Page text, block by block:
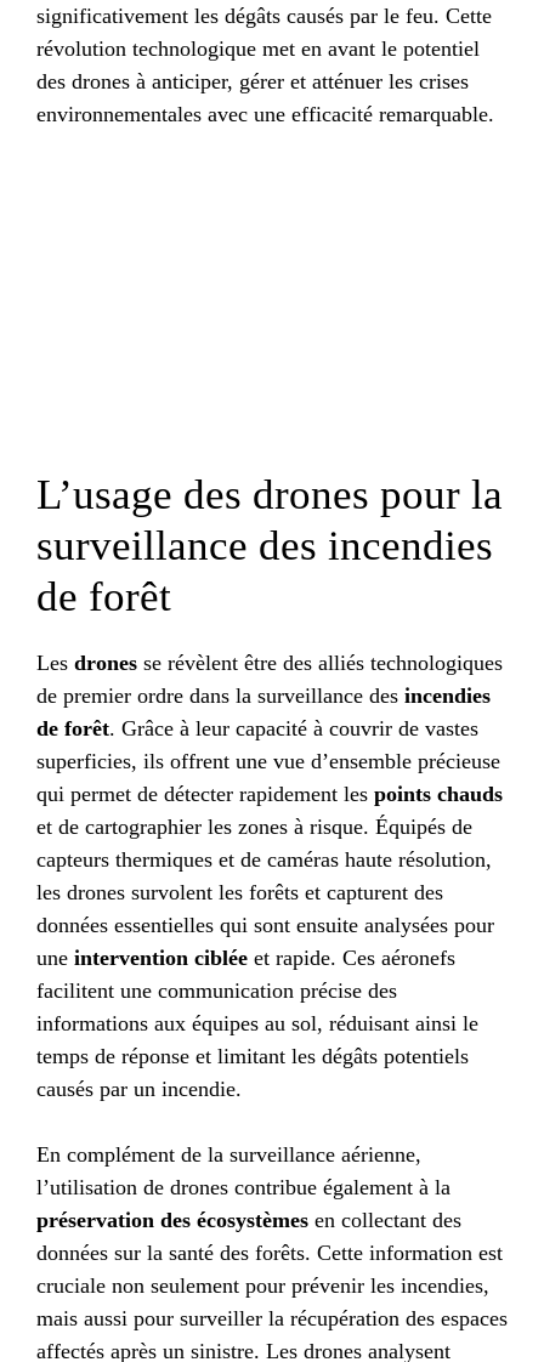
significativement les dégâts causés par le feu. Cette
révolution technologique met en avant le potentiel
des drones à anticiper, gérer et atténuer les crises
environnementales avec une efficacité remarquable.
L’usage des drones pour la
surveillance des incendies
de forêt
Les drones se révèlent être des alliés technologiques
de premier ordre dans la surveillance des incendies
de forêt. Grâce à leur capacité à couvrir de vastes
superficies, ils offrent une vue d’ensemble précieuse
qui permet de détecter rapidement les points chauds
et de cartographier les zones à risque. Équipés de
capteurs thermiques et de caméras haute résolution,
les drones survolent les forêts et capturent des
données essentielles qui sont ensuite analysées pour
une intervention ciblée et rapide. Ces aéronefs
facilitent une communication précise des
informations aux équipes au sol, réduisant ainsi le
temps de réponse et limitant les dégâts potentiels
causés par un incendie.
En complément de la surveillance aérienne,
l’utilisation de drones contribue également à la
préservation des écosystèmes en collectant des
données sur la santé des forêts. Cette information est
cruciale non seulement pour prévenir les incendies,
mais aussi pour surveiller la récupération des espaces
affectés après un sinistre. Les drones analysent